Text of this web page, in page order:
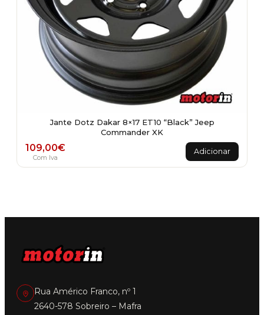
Jante Dotz Dakar 8×17 ET10 “Black” Jeep
Commander XK
109,00€
Com Iva
Adicionar
Rua Américo Franco, nº 1
2640-578 Sobreiro – Mafra